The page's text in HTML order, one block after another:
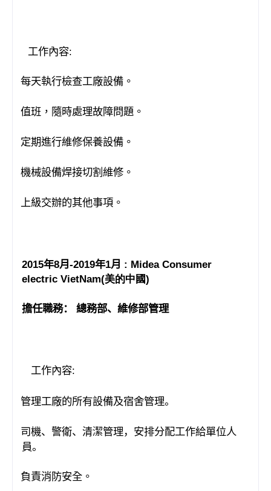
工作內容:
每天執行檢查工廠設備。
值班，隨時處理故障問題。
定期進行維修保養設備。
機械設備焊接切割維修。
上級交辦的其他事項。
2015年8月 -2019年1月 : Midea Consumer
electric VietNam(美的中國)
擔任職務： 總務部、維修部管理
工作內容:
管理工廠的所有設備及宿舍管理。
司機、警衛、清潔管理，安排分配工作給單位人
員。
負責消防安全。